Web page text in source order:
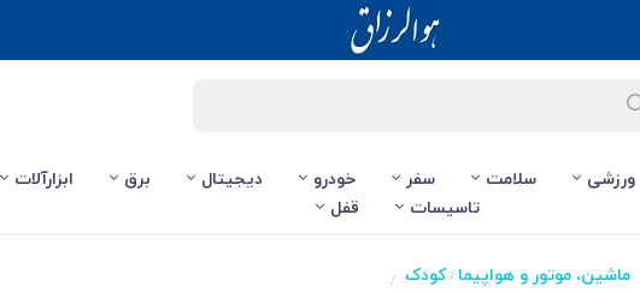
ورزشی سلامت سفر خودرو دیجیتال برق ابزارآلات
تاسیسات
قفل
ماشین، موتور و هواپیما /کودک /